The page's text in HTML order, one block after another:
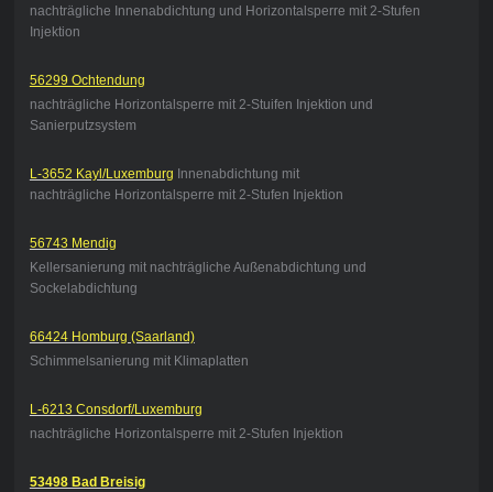
nachträgliche Innenabdichtung und Horizontalsperre mit 2-Stufen
Injektion
56299 Ochtendung
nachträgliche Horizontalsperre mit 2-Stuifen Injektion und
Sanierputzsystem
L-3652 Kayl/Luxemburg Innenabdichtung mit
nachträgliche Horizontalsperre mit 2-Stufen Injektion
56743 Mendig
Kellersanierung mit nachträgliche Außenabdichtung und
Sockelabdichtung
66424 Homburg (Saarland)
Schimmelsanierung mit Klimaplatten
L-6213 Consdorf/Luxemburg
nachträgliche Horizontalsperre mit 2-Stufen Injektion
53498 Bad Breisig